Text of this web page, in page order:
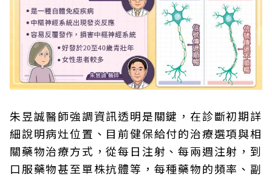
朱昱誠醫師強調資訊透明是關鍵，在診斷初期詳
細說明病灶位置、目前健保給付的治療選項與相
關藥物治療方式，從每日注射、每兩週注射，到
口服藥物甚至單株抗體等，每種藥物的頻率、副